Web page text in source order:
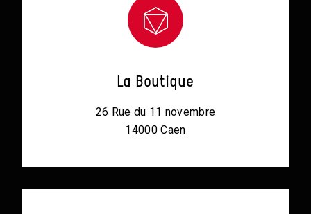
La Boutique
26 Rue du 11 novembre
14000 Caen